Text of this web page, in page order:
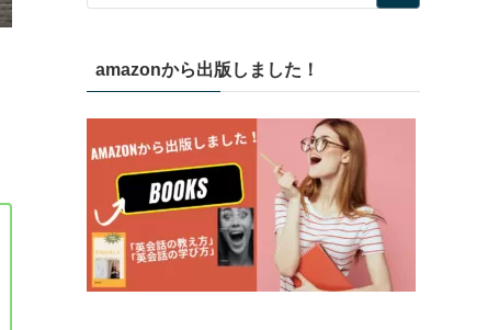
amazonから出版しました！